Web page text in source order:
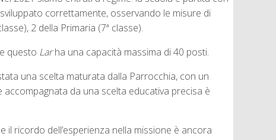
correttamente, osservando le misure di
2 della Primaria (7ª classe).
questo Larha una capacità massima di 40 posti.
una scelta maturata dalla Parrocchia, con un
da una scelta educativa precisa è
ricordo dell’esperienza nella missione è ancora